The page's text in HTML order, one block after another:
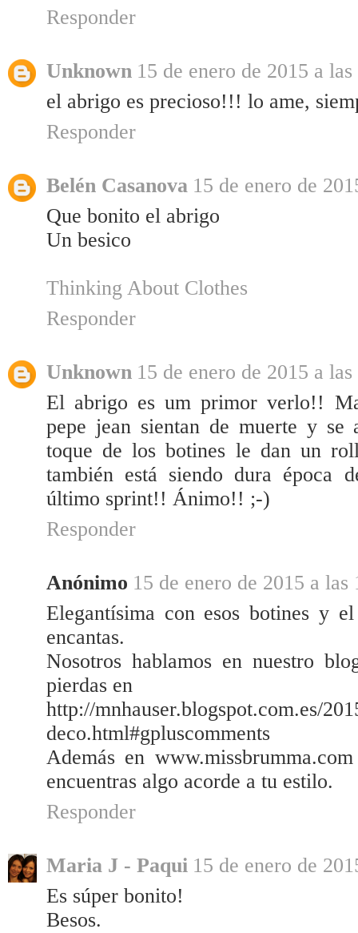
Responder
Unknown 15 de enero de 2015 a
el abrigo es precioso!!! lo ame,
Responder
Belén Casanova 15 de enero de
Que bonito el abrigo
Un besico
Thinking About Clothes
Responder
Unknown 15 de enero de 2015 a
El abrigo es um primor verlo!!
pepe jean sientan de muerte y
toque de los botines le dan un
también está siendo dura época
último sprint!! Ánimo!! ;-)
Responder
Anónimo 15 de enero de 2015 a las
Elegantísima con esos botines y
encantas.
Nosotros hablamos en nuestro
pierdas en
http://mnhauser.blogspot.com.es/
deco.html#gpluscomments
Además en
encuentras algo acorde a tu estilo.
Responder
Maria J - Paqui 15 de enero de
Es súper bonito!
Besos.